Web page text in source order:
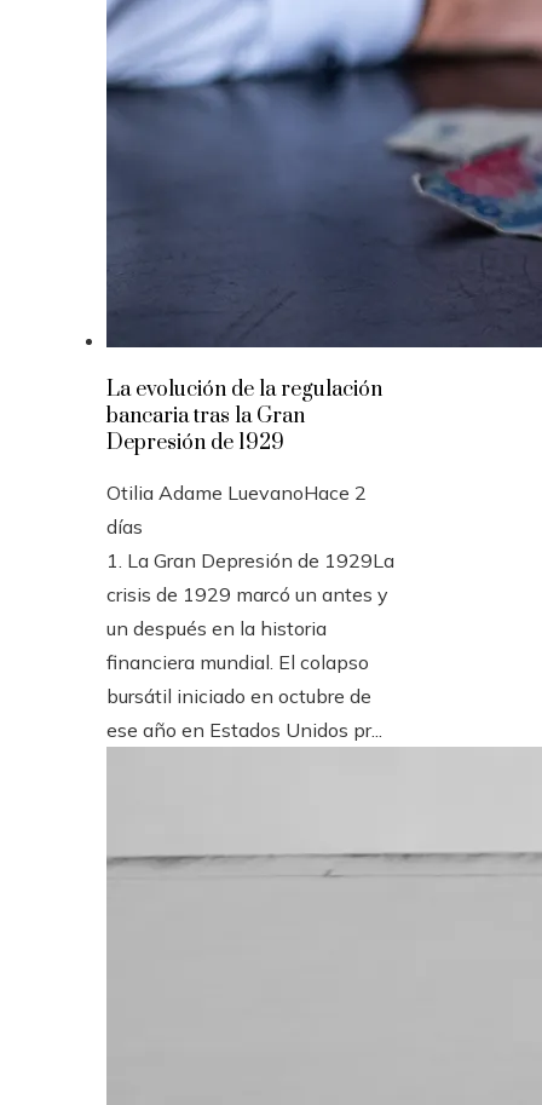
La evolución de la regulación
bancaria tras la Gran
Depresión de 1929
Otilia Adame LuevanoHace 2
días
1. La Gran Depresión de 1929La
crisis de 1929 marcó un antes y
un después en la historia
financiera mundial. El colapso
bursátil iniciado en octubre de
ese año en Estados Unidos pr...